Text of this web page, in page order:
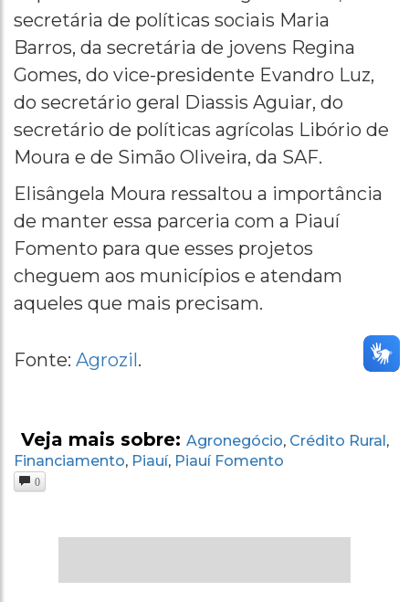
secretária de políticas sociais Maria
Barros, da secretária de jovens Regina
Gomes, do vice-presidente Evandro Luz,
do secretário geral Diassis Aguiar, do
secretário de políticas agrícolas Libório de
Moura e de Simão Oliveira, da SAF.
Elisângela Moura ressaltou a importância
de manter essa parceria com a Piauí
Fomento para que esses projetos
cheguem aos municípios e atendam
aqueles que mais precisam.
Fonte: Agrozil .
Veja mais sobre: Agronegócio, Crédito Rural ,
Financiamento, Piauí, Piauí Fomento
0